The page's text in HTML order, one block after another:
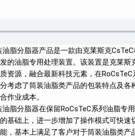
油脂分脂器产品是一款由克莱斯克
的油脂专用处理装置。该装置是克莱斯
资源，融合最新科技元素，在
考虑了筒装油脂类产品的包装特点及
作业成本‌。
油脂分脂器在保留RoCsTeC系列油脂专
基础上，进一步增加了操作模式可快
，基本上满足了客户对于筒装油脂类产